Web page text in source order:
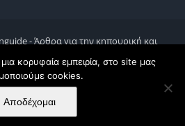
- Άρθρα για την κηπουρική και
και την οικολογία
FacebookInstagram
κορυφαία εμπειρία, στο site μας
cookies.
Αποδέχομαι